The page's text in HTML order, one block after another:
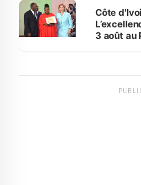
Bassam
Côte
3 août au